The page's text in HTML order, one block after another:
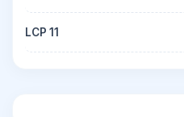
LCP 11